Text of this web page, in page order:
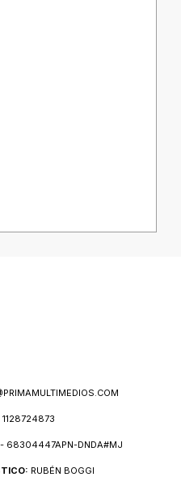
1128724873
68304447APN-DNDA#MJ
RUBÉN BOGGI